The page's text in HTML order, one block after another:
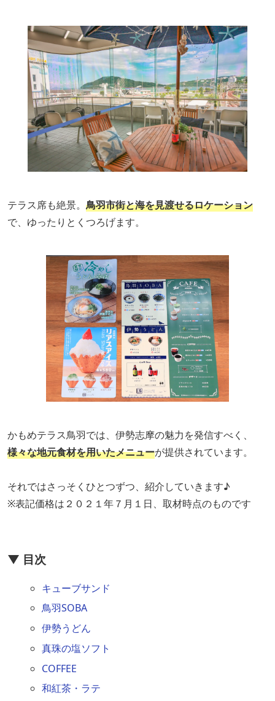
テラス席も絶景。 鳥羽市街と海を見渡せるロケーション
で、ゆったりとくつろげます。
かもめテラス鳥羽では、伊勢志摩の魅力を発信すべく、
様々な地元食材を用いたメニューが提供されています。
それではさっそくひとつずつ、紹介していきます♪
※表記価格は２０２１年７月１日、取材時点のものです
▼ 目次
キューブサンド
鳥羽SOBA
伊勢うどん
真珠の塩ソフト
COFFEE
和紅茶・ラテ